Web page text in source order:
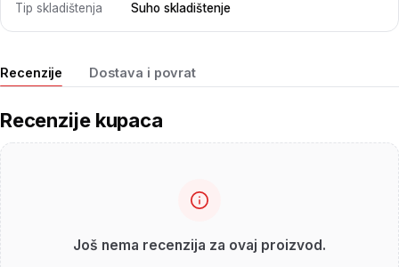
Recenzije Dostava i povrat
Recenzije kupaca
Još nema recenzija za ovaj proizvod.
Tip skladištenja Suho skladištenje